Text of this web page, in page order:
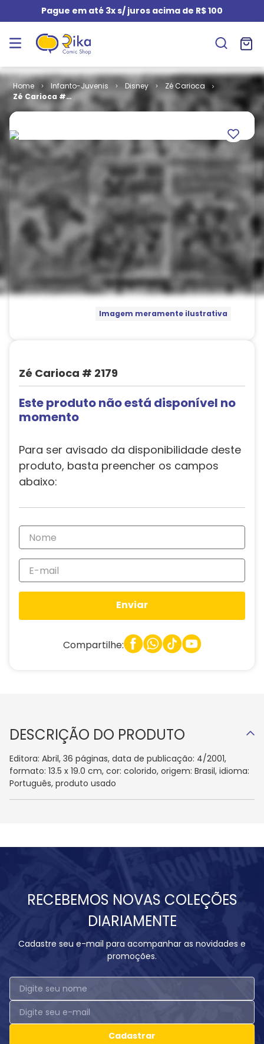
Pague em até 3x s/ juros acima de R$ 100
Infanto-Juvenis Disney
Zé Carioca
Zé Carioca #
2179
Imagem meramente ilustrativa
Zé Carioca # 2179
Este produto não está disponível no
momento
Para ser avisado da disponibilidade deste
produto, basta preencher os campos
abaixo:
Enviar
Compartilhe:
DESCRIÇÃO DO PRODUTO
Editora: Abril, 36 páginas, data de publicação: 4/2001,
formato: 13.5 x 19.0 cm, cor: colorido, origem: Brasil, idioma:
Português, produto usado
RECEBEMOS NOVAS COLEÇÕES
DIARIAMENTE
Cadastre seu e-mail para acompanhar as novidades e
promoções.
Cadastrar